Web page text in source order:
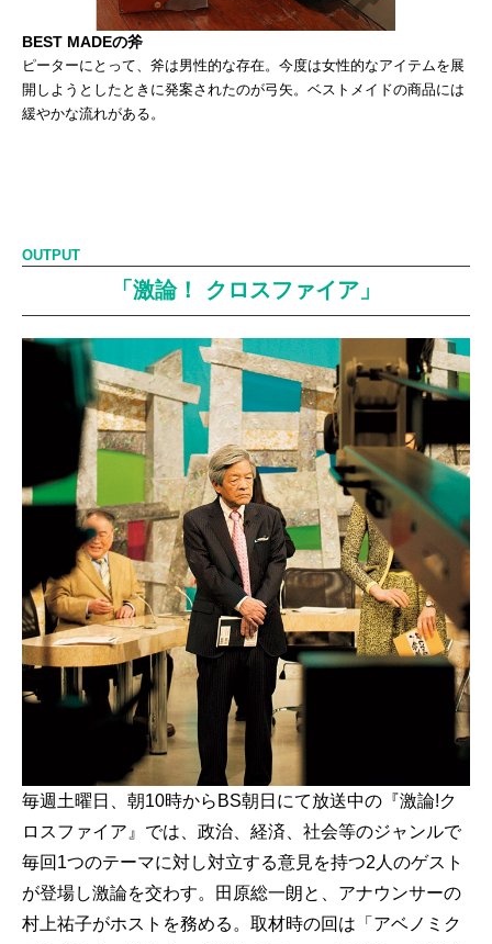
BEST MADEの斧
ピーターにとって、斧は男性的な存在。今度は女性的なアイテムを展
開しようとしたときに発案されたのが弓矢。ベストメイドの商品には
緩やかな流れがある。
OUTPUT
「激論！ クロスファイア」
毎週土曜日、朝10時からBS朝日にて放送中の『激論!ク
ロスファイア』では、政治、経済、社会等のジャンルで
毎回1つのテーマに対し対立する意見を持つ2人のゲスト
が登場し激論を交わす。田原総一朗と、アナウンサーの
村上祐子がホストを務める。取材時の回は「アベノミク